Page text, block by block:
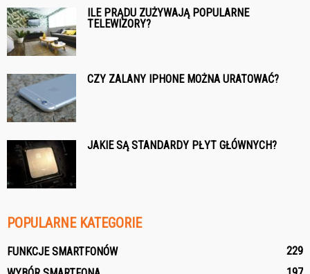
ILE PRĄDU ZUŻYWAJĄ POPULARNE
TELEWIZORY?
CZY ZALANY IPHONE MOŻNA URATOWAĆ?
JAKIE SĄ STANDARDY PŁYT GŁÓWNYCH?
POPULARNE KATEGORIE
FUNKCJE SMARTFONÓW
229